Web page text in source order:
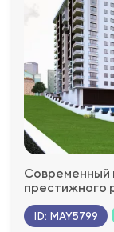
Современный
престижного
ID: MAY5799